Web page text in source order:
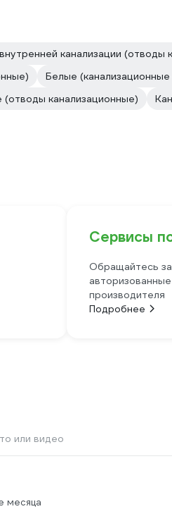
канализации (отводы
Белые (канализационные
(отводы канализационные)
Сервисы
Обращайтесь
производителя
Подробнее
или видео
месяца